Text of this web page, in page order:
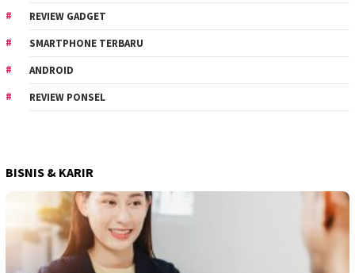
REVIEW GADGET
SMARTPHONE TERBARU
ANDROID
REVIEW PONSEL
BISNIS & KARIR